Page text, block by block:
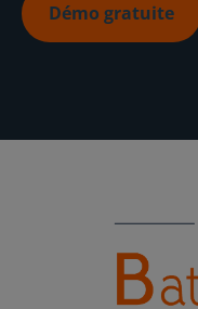
Démo gratuite